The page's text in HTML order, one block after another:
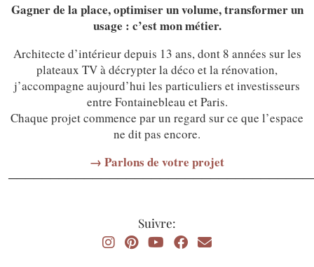
Gagner de la place, optimiser un volume, transformer un
usage : c’est mon métier.
Architecte d’intérieur depuis 13 ans, dont 8 années sur les
plateaux TV à décrypter la déco et la rénovation,
j’accompagne aujourd’hui les particuliers et investisseurs
entre Fontainebleau et Paris.
Chaque projet commence par un regard sur ce que l’espace
ne dit pas encore.
→ Parlons de votre projet
Suivre: